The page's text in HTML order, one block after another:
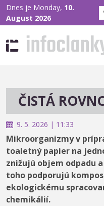
Dnes je Monday, 10.
August 2026
ČISTÁ
9. 5. 2026 | 11:33
Mikroorganizmy v
toaletný papier na
znižujú objem odpadu
toho podporujú
ekologickému
chemikálií.